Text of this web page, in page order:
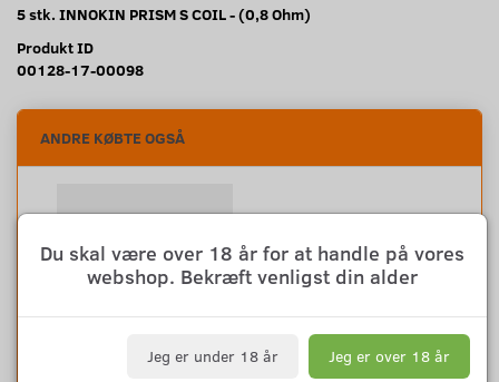
5 stk. INNOKIN PRISM S COIL - (0,8 Ohm)
Produkt ID
00128-17-00098
ANDRE KØBTE OGSÅ
Du skal være over 18 år for at handle på vores
webshop. Bekræft venligst din alder
Jeg er under 18 år Jeg er over 18 år